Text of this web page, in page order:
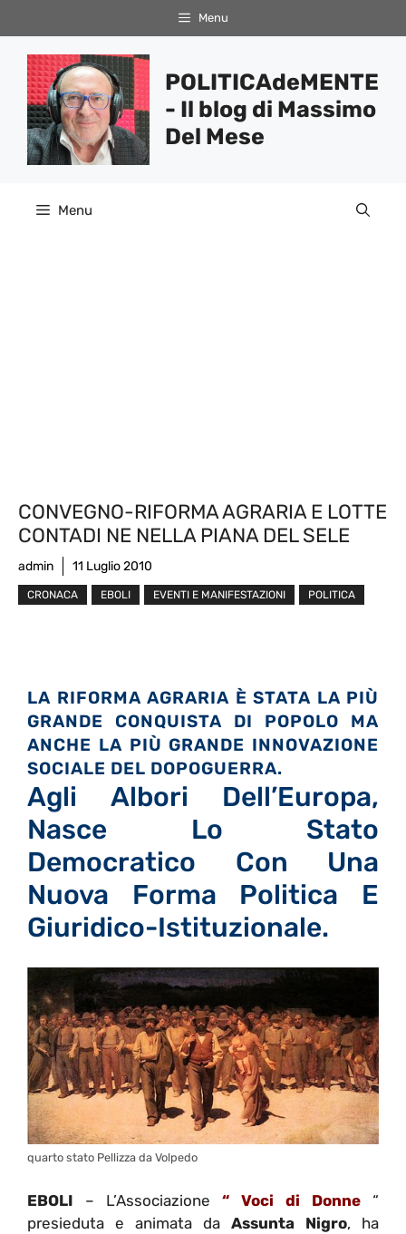
al
contenuto
Menu
POLITICAdeMENTE
- Il blog di Massimo
Del Mese
Menu
CONVEGNO-RIFORMA AGRARIA E LOTTE
CONTADI NE NELLA PIANA DEL SELE
admin 11 Luglio 2010
CRONACA EBOLI EVENTI E MANIFESTAZIONI POLITICA
LA RIFORMA AGRARIA È STATA LA PIÙ
GRANDE CONQUISTA DI POPOLO MA
ANCHE LA PIÙ GRANDE INNOVAZIONE
SOCIALE DEL DOPOGUERRA.
Agli Albori Dell’Europa,
Nasce Lo Stato
Democratico Con Una
Nuova Forma Politica E
Giuridico-Istituzionale.
quarto stato Pellizza da Volpedo
EBOLI – L’Associazione “ Voci di Donne “
presieduta e animata da Assunta Nigro, ha